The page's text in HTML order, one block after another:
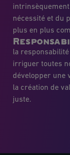
nécessité et du
plus en plus
la
irriguer toutes
développer une
la création de
juste.